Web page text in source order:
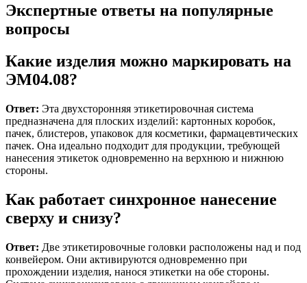
Экспертные ответы на популярные
вопросы
Какие изделия можно маркировать на
ЭМ04.08?
Ответ: Эта двухсторонняя этикетировочная система
предназначена для плоских изделий: картонных коробок,
пачек, блистеров, упаковок для косметики, фармацевтических
пачек. Она идеально подходит для продукции, требующей
нанесения этикеток одновременно на верхнюю и нижнюю
стороны.
Как работает синхронное нанесение
сверху и снизу?
Ответ: Две этикетировочные головки расположены над и под
конвейером. Они активируются одновременно при
прохождении изделия, нанося этикетки на обе стороны.